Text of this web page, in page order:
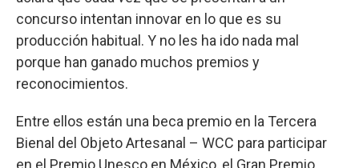
concurso intentan innovar en lo que es su
producción habitual. Y no les ha ido nada mal
porque han ganado muchos premios y
reconocimientos.
Entre ellos están una beca premio en la Tercera
Bienal del Objeto Artesanal – WCC para participar